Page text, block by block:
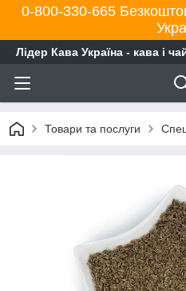
0-800-330-665
Лідер Кава Україна - кава і
Товари та послуги